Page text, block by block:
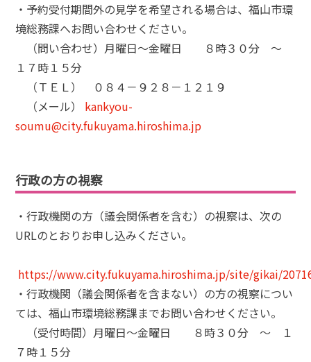
・予約受付期間外の見学を希望される場合は、福山市環
境総務課へお問い合わせください。
（問い合わせ）月曜日～金曜日 ８時３０分 ～
１７時１５分
（ＴＥＬ） ０８４－９２８－１２１９
（メール） kankyou-
soumu@city.fukuyama.hiroshima.jp
行政の方の視察
・行政機関の方（議会関係者を含む）の視察は、次の
URLのとおりお申し込みください。
https://www.city.fukuyama.hiroshima.jp/site/gikai/
・行政機関（議会関係者を含まない）の方の視察につい
ては、福山市環境総務課までお問い合わせください。
（受付時間）月曜日～金曜日 ８時３０分 ～ １
７時１５分